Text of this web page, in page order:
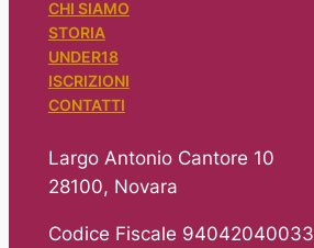
CHI SIAMO
STORIA
UNDER18
ISCRIZIONI
CONTATTI
Largo Antonio Cantore 10
28100, Novara
Codice Fiscale 94042040033